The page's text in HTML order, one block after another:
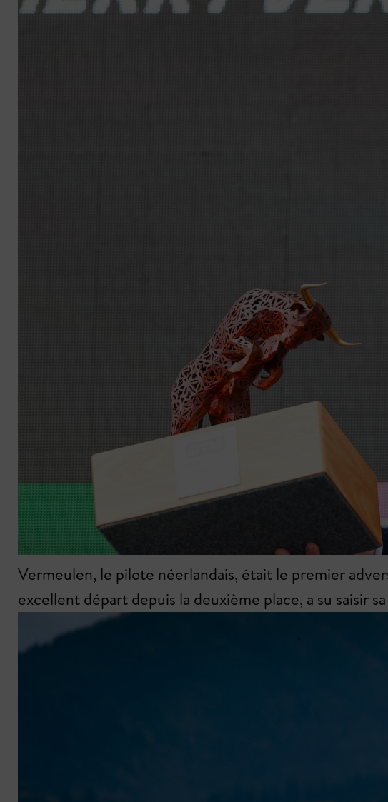
Vermeulen, le pilote néerlandais, était le premier
excellent départ depuis la deuxième place, a su saisir